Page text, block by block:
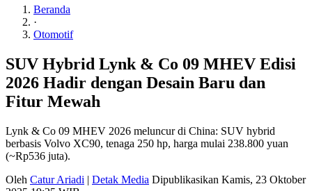
Beranda
·
Otomotif
SUV Hybrid Lynk & Co 09 MHEV Edisi
2026 Hadir dengan Desain Baru dan
Fitur Mewah
Lynk & Co 09 MHEV 2026 meluncur di China: SUV hybrid
berbasis Volvo XC90, tenaga 250 hp, harga mulai 238.800 yuan
(~Rp536 juta).
Oleh Catur Ariadi | Detak Media Dipublikasikan Kamis, 23 Oktober